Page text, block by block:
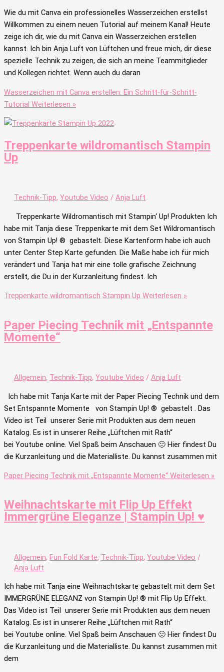
Wie du mit Canva ein professionelles Wasserzeichen erstellst
Willkommen zu einem neuen Tutorial auf meinem Kanal! Heute
zeige ich dir, wie du mit Canva ein Wasserzeichen erstellen
kannst. Ich bin Anja Luft von Lüftchen und freue mich, dir diese
spezielle Technik zu zeigen, die sich an meine Teammitglieder
und Kollegen richtet. Wenn auch du daran
Wasserzeichen mit Canva erstellen: Ein Schritt-für-Schritt-
Tutorial Weiterlesen »
Treppenkarte wildromantisch Stampin
Up
Technik-Tipp, Youtube Video / Anja Luft
Treppenkarte Wildromantisch mit Stampin‘ Up! Produkten Ich
habe mit Tanja diese Treppenkarte mit dem Set Wildromantisch
von Stampin Up! ® gebastelt. Diese Kartenform habe ich auch
unter Center Step Karte gefunden. Die Maße habe ich für mich
verändert und Tanja hat mir eine tolle grafische Zeichnung
erstellt, die Du in der Kurzanleitung findest. Ich
Treppenkarte wildromantisch Stampin Up Weiterlesen »
Paper Piecing Technik mit „Entspannte
Momente“
Allgemein, Technik-Tipp, Youtube Video / Anja Luft
Ich habe mit Tanja Karte mit der Paper Piecing Technik und dem
Set Entspannte Momente von Stampin Up! ® gebastelt . Das
Video ist Teil unserer Serie mit Produkten aus dem neuen
Katalog. Es ist in unserer Reihe „Lüftchen mit Rath“
bei Youtube online. Viel Spaß beim Anschauen 🙂 Hier findest Du
die Kurzanleitung und die Materialliste. Du kannst zusammen mit
Paper Piecing Technik mit „Entspannte Momente“ Weiterlesen »
Weihnachtskarte mit Flip Up Effekt
Immergrüne Eleganze | Stampin Up! ♥
Allgemein, Fun Fold Karte, Technik-Tipp, Youtube Video /
Anja Luft
Ich habe mit Tanja eine Weihnachtskarte gebastelt mit dem Set
IMMERGRÜNE ELEGANZ von Stampin Up! ® mit Flip Up Effekt.
Das Video ist Teil unserer Serie mit Produkten aus dem neuen
Katalog. Es ist in unserer Reihe „Lüftchen mit Rath“
bei Youtube online. Viel Spaß beim Anschauen 🙂 Hier findest Du
die Kurzanleitung und die Materialliste. Du kannst zusammen mit
dem